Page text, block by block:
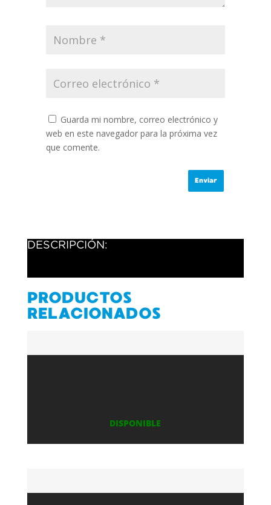
Guarda mi nombre, correo electrónico y
web en este navegador para la próxima vez
que comente.
DESCRIPCIÓN:
PRODUCTOS
RELACIONADOS
DISPONIBLE